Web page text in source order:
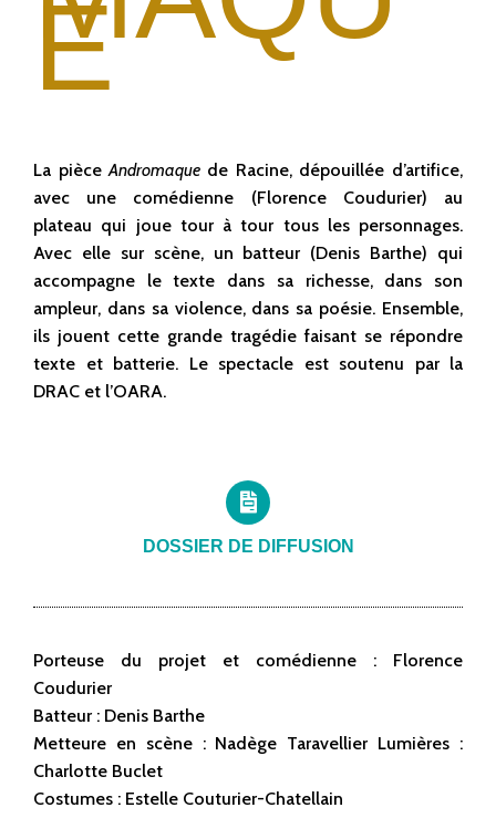
E
La pièceAndromaque de Racine, dépouillée d’artifice,
avec une comédienne (Florence Coudurier) au
plateau qui joue tour à tour tous les personnages.
Avec elle sur scène, un batteur (Denis Barthe) qui
accompagne le texte dans sa richesse, dans son
ampleur, dans sa violence, dans sa poésie. Ensemble,
ils jouent cette grande tragédie faisant se répondre
texte et batterie. Le spectacle est soutenu par la
DRAC et l’OARA.
DOSSIER DE DIFFUSION
Porteuse du projet et comédienne : Florence
Coudurier
Batteur : Denis Barthe
Metteure en scène : Nadège Taravellier Lumières :
Charlotte Buclet
Costumes : Estelle Couturier-Chatellain